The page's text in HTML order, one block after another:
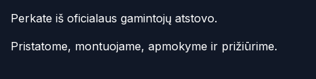
Perkate iš oficialaus gamintojų atstovo.
Pristatome, montuojame, apmokyme ir prižiūrime.